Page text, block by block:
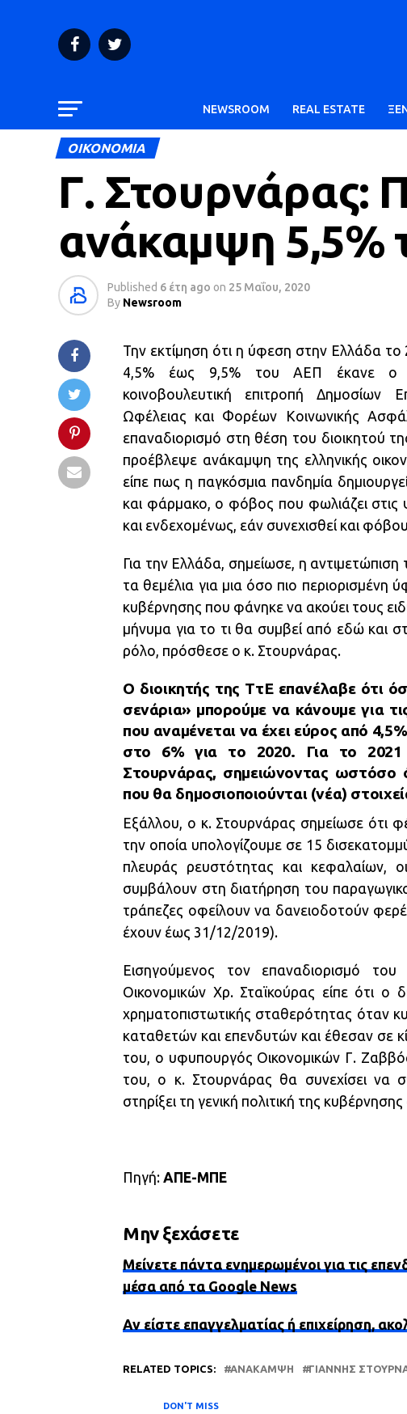
NEWSROOM REAL ESTATE
ΟΙΚΟΝΟΜΙΑ
Γ. Στουρνάρας:
ανάκαμψη 5,5%
Published 6 έτη ago on 25 Μαΐου, 2020
By Newsroom
Την εκτίμηση ότι η ύφεση στην Ελλάδα
4,5% έως 9,5% του ΑΕΠ έκανε ο
κοινοβουλευτική επιτροπή Δημοσίων
Ωφέλειας και Φορέων Κοινωνικής
επαναδιορισμό στη θέση του διοικητού
προέβλεψε ανάκαμψη της ελληνικής
είπε πως η παγκόσμια πανδημία
και φάρμακο, ο φόβος που φωλιάζει στις
και ενδεχομένως, εάν συνεχισθεί και
Για την Ελλάδα, σημείωσε, η αντιμετώπιση
τα θεμέλια για μια όσο πιο περιορισμένη
κυβέρνησης που φάνηκε να ακούει τους
μήνυμα για το τι θα συμβεί από εδώ και
ρόλο, πρόσθεσε ο κ. Στουρνάρας.
Ο διοικητής της ΤτΕ επανέλαβε ότι
σενάρια» μπορούμε να κάνουμε για
που αναμένεται να έχει εύρος από
στο 6% για το 2020. Για το 2021
Στουρνάρας, σημειώνοντας ωστόσο
που θα δημοσιοποιούνται (νέα)
Εξάλλου, ο κ. Στουρνάρας σημείωσε ότι
την οποία υπολογίζουμε σε 15
πλευράς ρευστότητας και κεφαλαίων,
συμβάλουν στη διατήρηση του
τράπεζες οφείλουν να δανειοδοτούν
έχουν έως 31/12/2019).
Εισηγούμενος τον επαναδιορισμό
Οικονομικών Χρ. Σταϊκούρας είπε ότι ο
χρηματοπιστωτικής σταθερότητας όταν
καταθετών και επενδυτών και έθεσαν σε
του, ο υφυπουργός Οικονομικών Γ.
του, ο κ. Στουρνάρας θα συνεχίσει να
στηρίξει τη γενική πολιτική της
Πηγή: ΑΠΕ-ΜΠΕ
Μην ξεχάσετε
Μείνετε πάντα ενημερωμένοι για τις
μέσα από τα Google News
Αν είστε επαγγελματίας ή επιχείρηση,
RELATED TOPICS: ΑΝΆΚΑΜΨΗ ΓΙΆΝΝΗΣ
DON'T MISS